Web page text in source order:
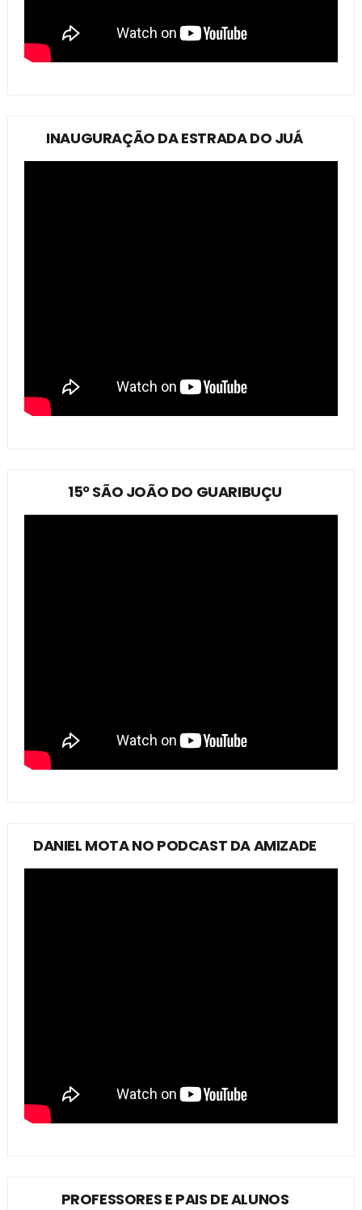
INAUGURAÇÃO DA ESTRADA DO JUÁ
15º SÃO JOÃO DO GUARIBUÇU
DANIEL MOTA NO PODCAST DA AMIZADE
PROFESSORES E PAIS DE ALUNOS